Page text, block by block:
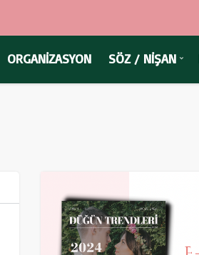
ORGANİZASYON SÖZ / NİŞAN